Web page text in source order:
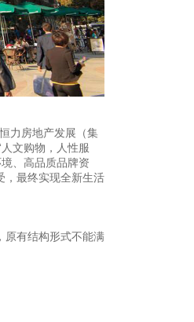
力房地产发展（集
文购物，人性服
、高品质品牌资
，最终实现全新生活
有结构形式不能满